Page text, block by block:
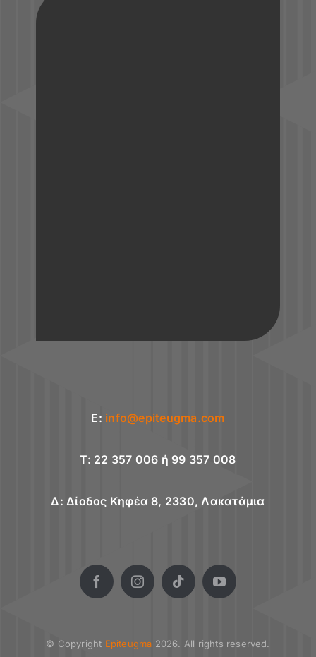
E: info@epiteugma.com
T: 22 357 006 ή 99 357 008
Δ: Δίοδος Κηφέα 8, 2330, Λακατάμια
© Copyright Epiteugma 2026. All rights reserved.